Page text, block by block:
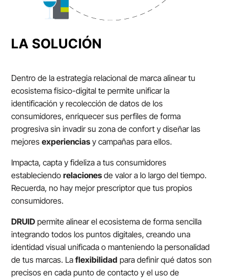
LA SOLUCIÓN
Dentro de la estrategia relacional de marca alinear tu
ecosistema físico-digital te permite unificar la
identificación y recolección de datos de los
consumidores, enriquecer sus perfiles de forma
progresiva sin invadir su zona de confort y diseñar las
mejoresexperienciasy campañas para ellos.
Impacta, capta y fideliza a tus consumidores
estableciendorelacionesde valor a lo largo del tiempo.
Recuerda, no hay mejor prescriptor que tus propios
consumidores.
DRUID permite alinear el ecosistema de forma sencilla
integrando todos los puntos digitales, creando una
identidad visual unificada o manteniendo la personalidad
de tus marcas. Laflexibilidad para definir qué datos son
precisos en cada punto de contacto y el uso de